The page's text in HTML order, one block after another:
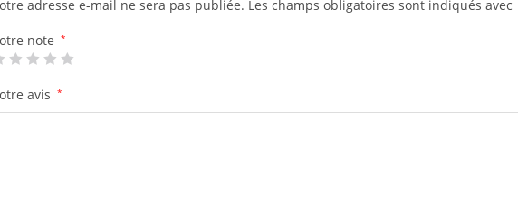
adresse e-mail ne sera pas publiée. Les champs obligatoires sont indiqués avec
note *
avis *